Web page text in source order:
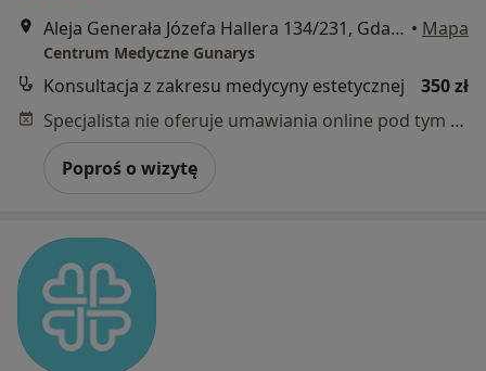
Aleja Generała Józefa Hallera 134/231, Gdańsk • Mapa
Centrum Medyczne Gunarys
Konsultacja z zakresu medycyny estetycznej
350 zł
Specjalista nie oferuje umawiania online pod tym adresem.
Poproś o wizytę